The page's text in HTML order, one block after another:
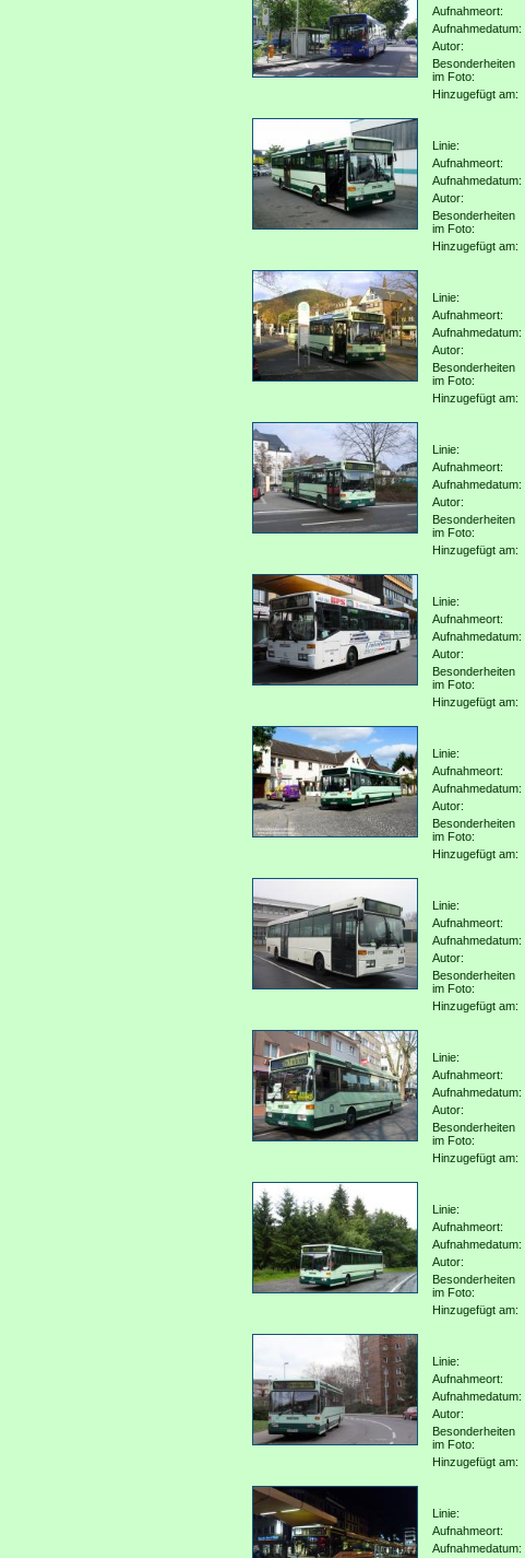
Aufnahmeort:
Aufnahmedatum:
Autor:
Besonderheiten
im Foto:
Hinzugefügt am:
Linie:
Aufnahmeort:
Aufnahmedatum:
Autor:
Besonderheiten
im Foto:
Hinzugefügt am:
Linie:
Aufnahmeort:
Aufnahmedatum:
Autor:
Besonderheiten
im Foto:
Hinzugefügt am:
Linie:
Aufnahmeort:
Aufnahmedatum:
Autor:
Besonderheiten
im Foto:
Hinzugefügt am:
Linie:
Aufnahmeort:
Aufnahmedatum:
Autor:
Besonderheiten
im Foto:
Hinzugefügt am:
Linie:
Aufnahmeort:
Aufnahmedatum:
Autor:
Besonderheiten
im Foto:
Hinzugefügt am:
Linie:
Aufnahmeort:
Aufnahmedatum:
Autor:
Besonderheiten
im Foto:
Hinzugefügt am:
Linie:
Aufnahmeort:
Aufnahmedatum:
Autor:
Besonderheiten
im Foto:
Hinzugefügt am:
Linie:
Aufnahmeort:
Aufnahmedatum:
Autor:
Besonderheiten
im Foto:
Hinzugefügt am:
Linie:
Aufnahmeort:
Aufnahmedatum:
Autor:
Besonderheiten
im Foto:
Hinzugefügt am:
Linie:
Aufnahmeort:
Aufnahmedatum: